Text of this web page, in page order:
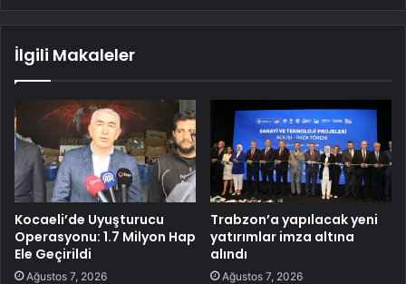
İlgili Makaleler
Kocaeli’de Uyuşturucu
Operasyonu: 1.7 Milyon Hap
Ele Geçirildi
Ağustos 7, 2026
Trabzon’a yapılacak yeni
yatırımlar imza altına
alındı
Ağustos 7, 2026